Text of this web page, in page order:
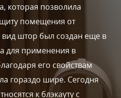
которая позволила
помещения от
вид штор был создан еще в
для применения в
его свойствам
гораздо шире. Сегодня
к блэкауту с